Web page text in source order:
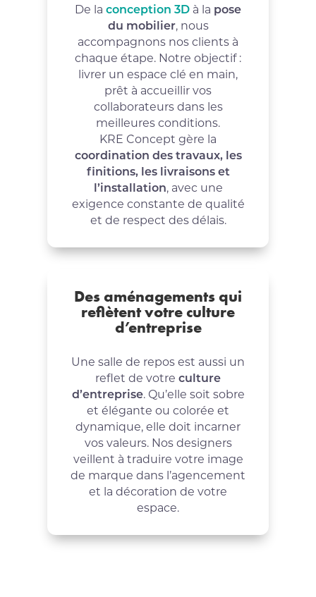
De la conception 3D à la pose
du mobilier, nous
accompagnons nos clients à
chaque étape. Notre objectif :
livrer un espace clé en main,
prêt à accueillir vos
collaborateurs dans les
meilleures conditions.
KRE Concept gère la
coordination des travaux, les
finitions, les livraisons et
l’installation, avec une
exigence constante de qualité
et de respect des délais.
Des aménagements qui
reflètent votre culture
d’entreprise
Une salle de repos est aussi un
reflet de votre culture
d’entreprise. Qu’elle soit sobre
et élégante ou colorée et
dynamique, elle doit incarner
vos valeurs. Nos designers
veillent à traduire votre image
de marque dans l’agencement
et la décoration de votre
espace.